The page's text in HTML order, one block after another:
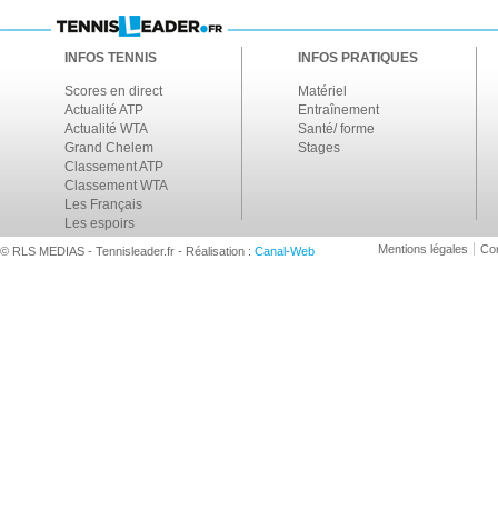
INFOS TENNIS
Scores en direct
Actualité ATP
Actualité WTA
Grand Chelem
Classement ATP
Classement WTA
Les Français
Les espoirs
INFOS PRATIQUES
Matériel
Entraînement
Santé/ forme
Stages
© RLS MEDIAS - Tennisleader.fr - Réalisation : Canal-Web Mentions légales